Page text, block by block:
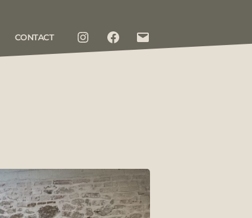
CONTACT
INSTAGRAMFACEBOOKCONTACT